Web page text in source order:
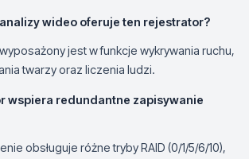
wideo oferuje ten rejestrator?
jest w funkcje wykrywania ruchu,
twarzy oraz liczenia ludzi.
wspiera redundantne zapisywanie
obsługuje różne tryby RAID (0/1/5/6/10),